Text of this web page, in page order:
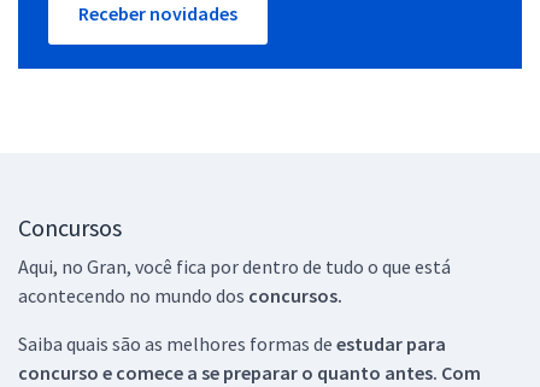
Receber novidades
Concursos
Aqui, no Gran, você fica por dentro de tudo o que está
acontecendo no mundo dos concursos.
Saiba quais são as melhores formas de estudar para
concurso e comece a se preparar o quanto antes. Com